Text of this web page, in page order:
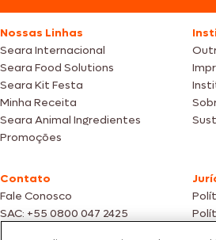
Nossas Linhas
Seara Internacional
Seara Food Solutions
Seara Kit Festa
Minha Receita
Seara Animal Ingredientes
Promoções
Contato
Fale Conosco
SAC: +55 0800 047 2425